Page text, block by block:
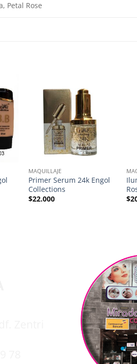
Petal Rose
MAQUILLAJE
Primer Serum 24k Engol
Collections
$22.000
$